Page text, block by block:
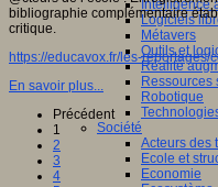
Intelligence
Logiciels
Métavers
Outils et
Réalité
Ressources
Robotique
Société
Acteurs des
Ecole et
Economie
bibliographie complémentaire
critique.
https://educavox.fr/les-
En savoir plus...
Précédent
1
2
3
4